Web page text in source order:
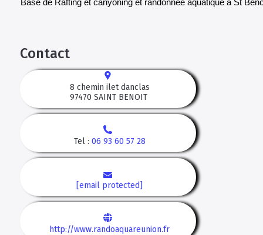
Base de Rafting et canyoning et randonnée aquatique à St
Contact
8 chemin ilet danclas
97470 SAINT BENOIT
Tel : 06 93 60 57 28
[email protected]
http://www.randoaquareunion.fr